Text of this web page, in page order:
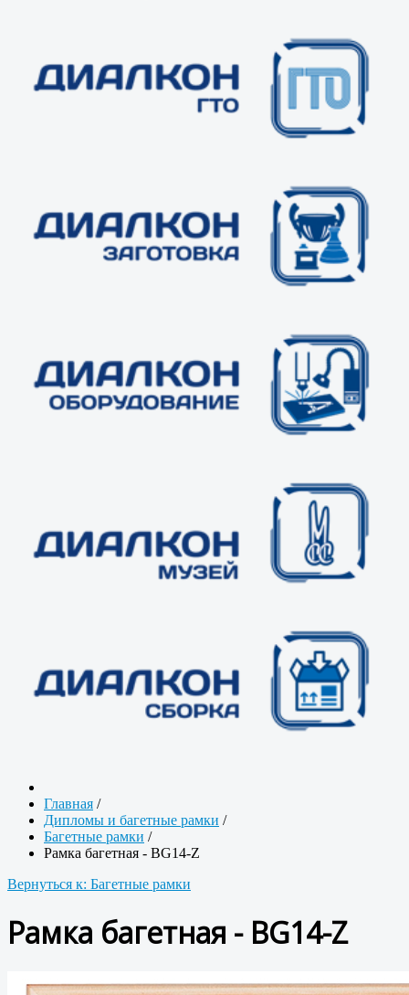
Главная /
Дипломы и багетные рамки /
Багетные рамки /
Рамка багетная - BG14-Z
Вернуться к: Багетные рамки
Рамка багетная - BG14-Z